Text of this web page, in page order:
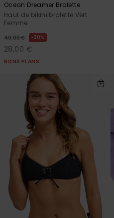
Ocean Dreamer Bralette
Haut de bikini bralette Vert
Femme
40,00 € 30%
28,00 €
BONS PLANS